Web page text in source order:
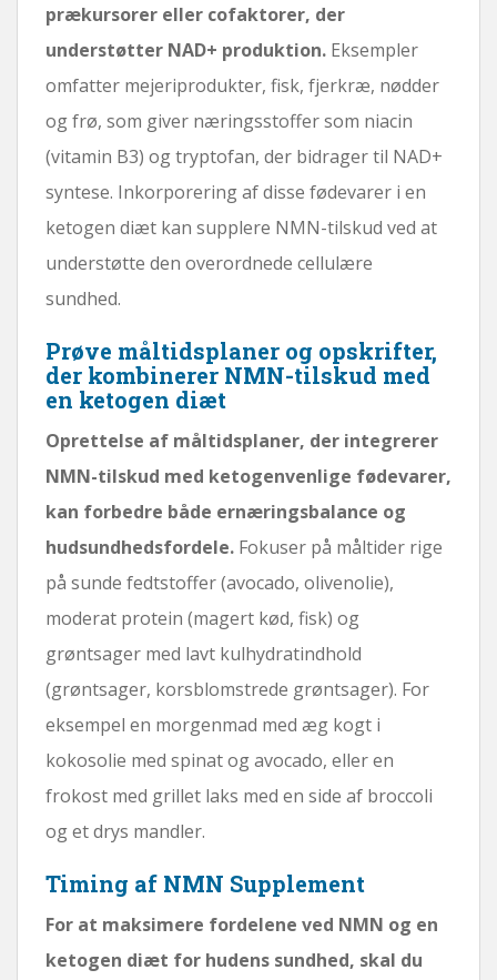
prækursorer eller cofaktorer, der
understøtter NAD+ produktion. Eksempler
omfatter mejeriprodukter, fisk, fjerkræ, nødder
og frø, som giver næringsstoffer som niacin
(vitamin B3) og tryptofan, der bidrager til NAD+
syntese. Inkorporering af disse fødevarer i en
ketogen diæt kan supplere NMN-tilskud ved at
understøtte den overordnede cellulære
sundhed.
Prøve måltidsplaner og opskrifter,
der kombinerer NMN-tilskud med
en ketogen diæt
Oprettelse af måltidsplaner, der integrerer
NMN-tilskud med ketogenvenlige fødevarer,
kan forbedre både ernæringsbalance og
hudsundhedsfordele. Fokuser på måltider rige
på sunde fedtstoffer (avocado, olivenolie),
moderat protein (magert kød, fisk) og
grøntsager med lavt kulhydratindhold
(grøntsager, korsblomstrede grøntsager). For
eksempel en morgenmad med æg kogt i
kokosolie med spinat og avocado, eller en
frokost med grillet laks med en side af broccoli
og et drys mandler.
Timing af NMN Supplement
For at maksimere fordelene ved NMN og en
ketogen diæt for hudens sundhed, skal du